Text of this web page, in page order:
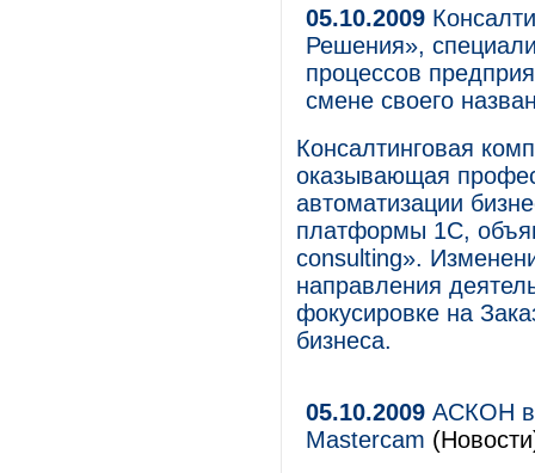
05.10.2009
Решения»,
процессов
смене своего
Консалтинговая
оказывающая
автоматизации
платформы 1С,
consulting».
направления
фокусировке на
бизнеса.
05.10.2009 АСКОН
Mastercam